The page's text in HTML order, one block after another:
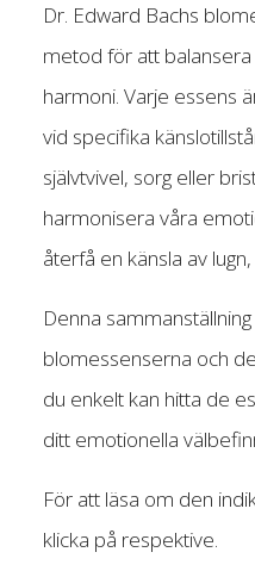
Dr. Edward Bachs
metod för att
harmoni. Varje essens
vid specifika
självtvivel, sorg eller
harmonisera våra
återfå en känsla av
Denna
blomessenserna och
du enkelt kan hitta de
ditt emotionella
För att läsa om den
klicka på respektive.